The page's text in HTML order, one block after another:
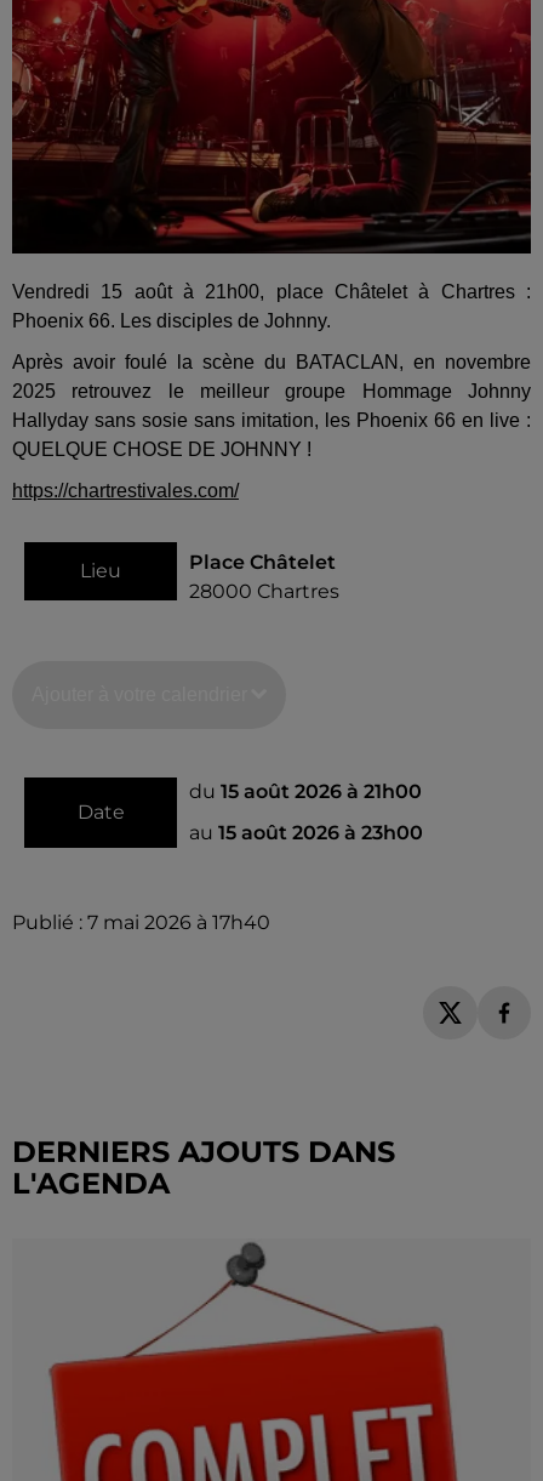
Vendredi 15 août à 21h00, place Châtelet à Chartres :
Phoenix 66. Les disciples de Johnny.
Après avoir foulé la scène du BATACLAN, en novembre
2025 retrouvez le meilleur groupe Hommage Johnny
Hallyday sans sosie sans imitation, les Phoenix 66 en live :
QUELQUE CHOSE DE JOHNNY !
https://chartrestivales.com/
Lieu
Place Châtelet
28000 Chartres
Date
du 15 août 2026 à 21h00
au 15 août 2026 à 23h00
Publié : 7 mai 2026 à 17h40
DERNIERS AJOUTS DANS
L'AGENDA